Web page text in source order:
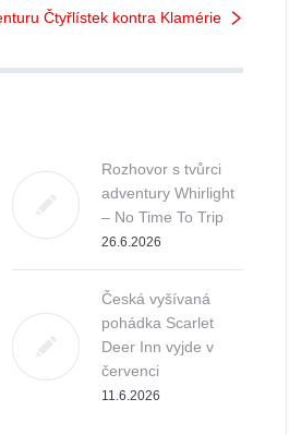
Čtyřlístek kontra Klamérie
Rozhovor s tvůrci
adventury Whirlight
– No Time To Trip
26.6.2026
Česká vyšívaná
pohádka Scarlet
Deer Inn vyjde v
červenci
11.6.2026